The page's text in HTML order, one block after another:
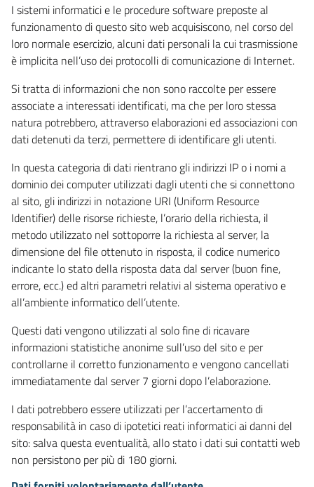
I sistemi informatici e le procedure software preposte al
funzionamento di questo sito web acquisiscono, nel corso del
loro normale esercizio, alcuni dati personali la cui trasmissione
è implicita nell’uso dei protocolli di comunicazione di Internet.
Si tratta di informazioni che non sono raccolte per essere
associate a interessati identificati, ma che per loro stessa
natura potrebbero, attraverso elaborazioni ed associazioni con
dati detenuti da terzi, permettere di identificare gli utenti.
In questa categoria di dati rientrano gli indirizzi IP o i nomi a
dominio dei computer utilizzati dagli utenti che si connettono
al sito, gli indirizzi in notazione URI (Uniform Resource
Identifier) delle risorse richieste, l’orario della richiesta, il
metodo utilizzato nel sottoporre la richiesta al server, la
dimensione del file ottenuto in risposta, il codice numerico
indicante lo stato della risposta data dal server (buon fine,
errore, ecc.) ed altri parametri relativi al sistema operativo e
all’ambiente informatico dell’utente.
Questi dati vengono utilizzati al solo fine di ricavare
informazioni statistiche anonime sull’uso del sito e per
controllarne il corretto funzionamento e vengono cancellati
immediatamente dal server 7 giorni dopo l’elaborazione.
I dati potrebbero essere utilizzati per l’accertamento di
responsabilità in caso di ipotetici reati informatici ai danni del
sito: salva questa eventualità, allo stato i dati sui contatti web
non persistono per più di 180 giorni.